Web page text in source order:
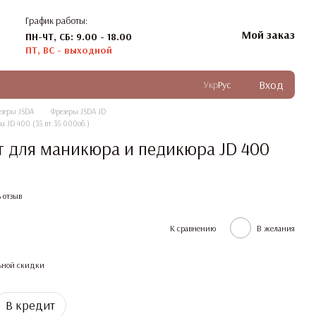
График работы:
ПН-ЧТ, СБ: 9.00 - 18.00
ПТ, ВС - выходной
Мой заказ
УкрРус Вход
JSDA
Фрезеры JSDA JD
JD 400 (35 вт.35 000об.)
для маникюра и педикюра JD 400
отзыв
К сравнению В желания
скидки
В кредит